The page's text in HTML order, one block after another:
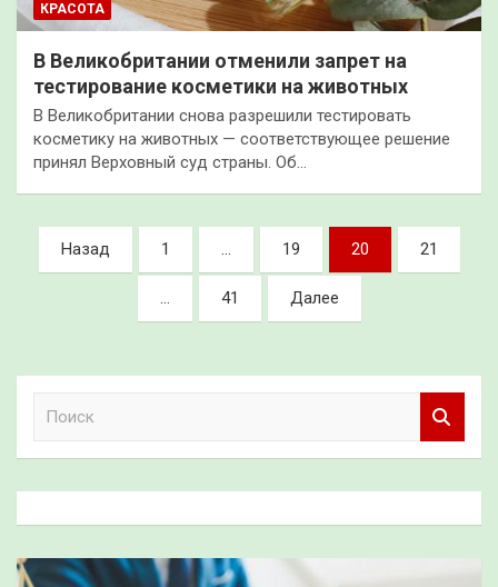
КРАСОТА
В Великобритании отменили запрет на
тестирование косметики на животных
В Великобритании снова разрешили тестировать
косметику на животных — соответствующее решение
принял Верховный суд страны. Об…
Пагинация
записей
Назад 1 … 19 20 21
… 41 Далее
к